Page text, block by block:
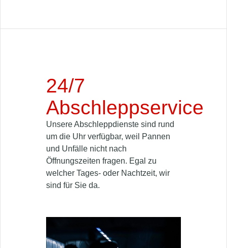
24/7
Abschleppservice
Unsere Abschleppdienste sind rund
um die Uhr verfügbar, weil Pannen
und Unfälle nicht nach
Öffnungszeiten fragen. Egal zu
welcher Tages- oder Nachtzeit, wir
sind für Sie da.